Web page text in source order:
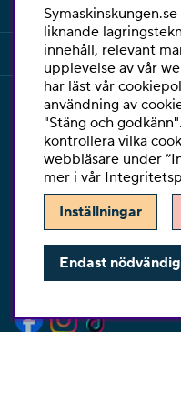
INFORMATION
KUNDSERVICE
KONTAKT
Har du några frågor
beställning så är du
kundtjänst per telefon
Telefon:010-2518270
E-post:
Ångra köp
liknande
innehåll, relevant
upplevelse av vår
har läst vår
användning av
"Stäng och
kontrollera vilka
webbläsare under
mer i vår
Inställningar
Endast